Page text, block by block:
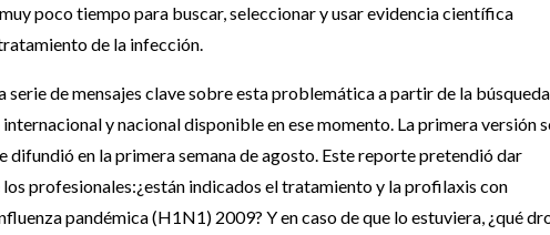
poco tiempo para buscar, seleccionar y usar evidencia científica
de la infección.
de mensajes clave sobre esta problemática a partir de la búsqueda
y nacional disponible en ese momento. La primera versión
difundió en la primera semana de agosto. Este reporte pretendió dar
profesionales:¿están indicados el tratamiento y la profilaxis con
pandémica (H1N1) 2009? Y en caso de que lo estuviera, ¿qué